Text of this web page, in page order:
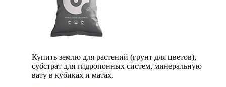
Купить землю для растений (грунт для цветов),
субстрат для гидропонных систем, минеральную
вату в кубиках и матах.